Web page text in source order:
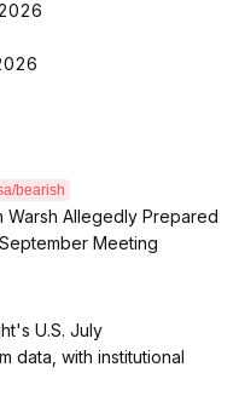
bearish
Warsh Allegedly Prepared
Meeting
U.S. July
data, with institutional